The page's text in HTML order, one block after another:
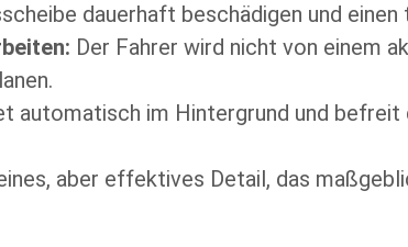
dauerhaft beschädigen und
Der Fahrer wird nicht von einem
automatisch im Hintergrund und
aber effektives Detail, das